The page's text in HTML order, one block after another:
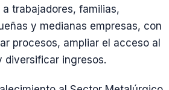
trabajadores, familias,
y medianas empresas, con
procesos, ampliar el acceso al
diversificar ingresos.